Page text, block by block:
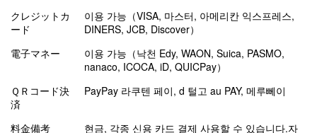
クレジットカ
ード
이용 가능（VISA, 마스터, 아메리칸 익스프레스,
DINERS, JCB, Discover）
電子マネー
이용 가능（낙천 Edy, WAON, Suica, PASMO,
nanaco, ICOCA, iD, QUICPay）
ＱＲコード決
済
PayPay 라쿠텐 페이, d 털고 au PAY, 메루뻬이
料金備考
현금, 각종 신용 카드 결제 사용할 수 있습니다.자